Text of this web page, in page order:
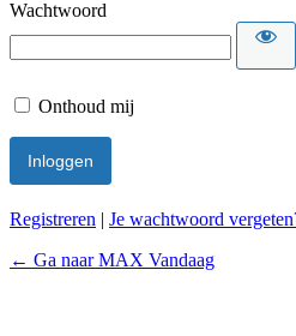
Wachtwoord
Onthoud mij
Registreren | Je wachtwoord
← Ga naar MAX Vandaag